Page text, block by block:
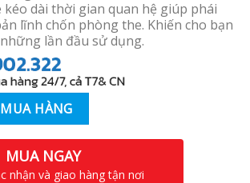
kéo dài thời gian quan hệ giúp phái
lĩnh chốn phòng the. Khiến cho bạn
lần đầu sử dụng.
MUA HÀNG
MUA NGAY
nhận và giao hàng tận nơi